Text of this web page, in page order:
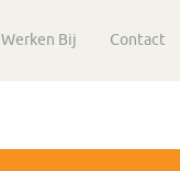
Werken Bij Contact